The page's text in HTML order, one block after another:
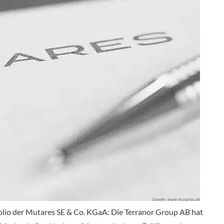
der Mutares SE & Co. KGaA: Die Terranor Group AB hat